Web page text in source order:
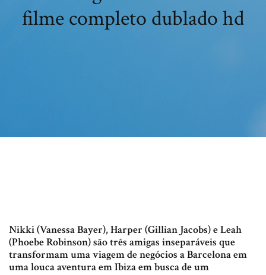
filme completo dublado hd
Nikki (Vanessa Bayer), Harper (Gillian Jacobs) e Leah
(Phoebe Robinson) são três amigas inseparáveis que
transformam uma viagem de negócios a Barcelona em
uma louca aventura em Ibiza em busca de um